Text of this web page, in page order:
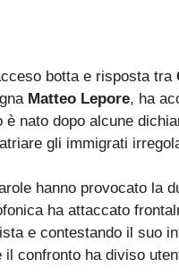
botta e risposta tra
Matteo Lepore, ha
è nato dopo alcune
gli immigrati
hanno provocato la
ha attaccato
e contestando il suo
il confronto ha diviso